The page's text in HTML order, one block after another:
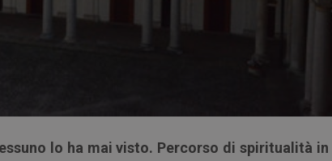
lo ha mai visto. Percorso di spiritualità in